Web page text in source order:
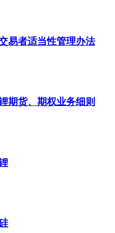
易者适当性管理办法
期货、期权业务细则